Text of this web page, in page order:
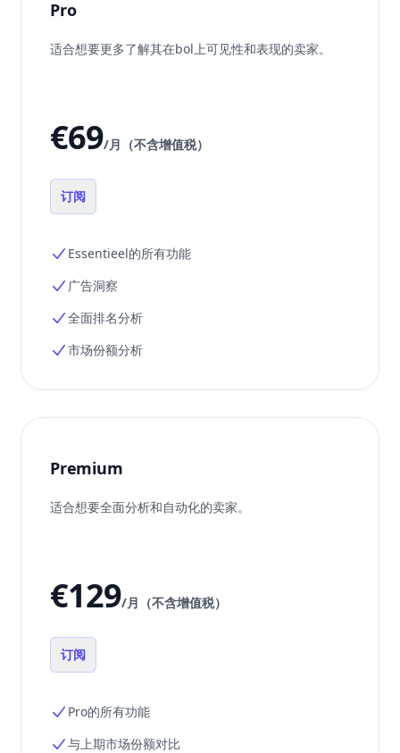
Pro
适合想要更多了解其在bol上可见性和表现的卖家。
€69/月（不含增值税）
订阅
Essentieel的所有功能
广告洞察
全面排名分析
市场份额分析
Premium
适合想要全面分析和自动化的卖家。
€129/月（不含增值税）
订阅
Pro的所有功能
与上期市场份额对比